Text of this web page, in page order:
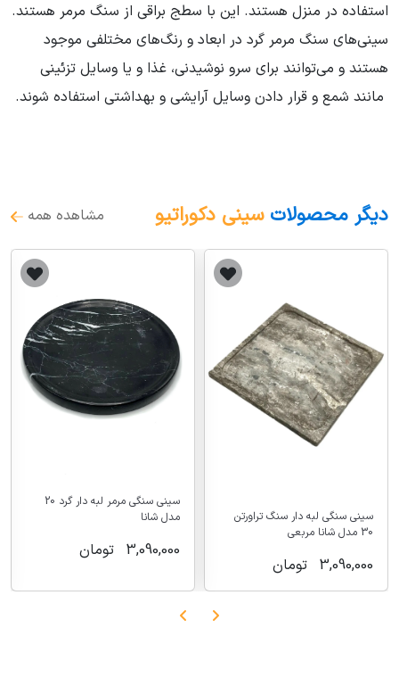
استفاده در منزل هستند. این با سطج براقی از سنگ مرمر هستند.
سینی‌های سنگ مرمر گرد در ابعاد و رنگ‌های مختلفی موجود
هستند و می‌توانند برای سرو نوشیدنی، غذا و یا وسایل تزئینی
مانند شمع و قرار دادن وسایل آرایشی و بهداشتی استفاده شوند.
دیگر محصولاتسینی دکوراتیو مشاهده همه
سینی سنگی لبه دار سنگ تراورتن
30 مدل شانا مربعی
3,090,000 تومان
سینی سنگی مرمر لبه دار گرد 20
مدل شانا
3,090,000 تومان